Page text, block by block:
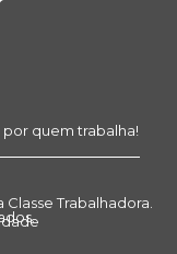
quem trabalha!
Trabalhadora.